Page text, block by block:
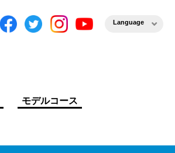
モデルコース
Language